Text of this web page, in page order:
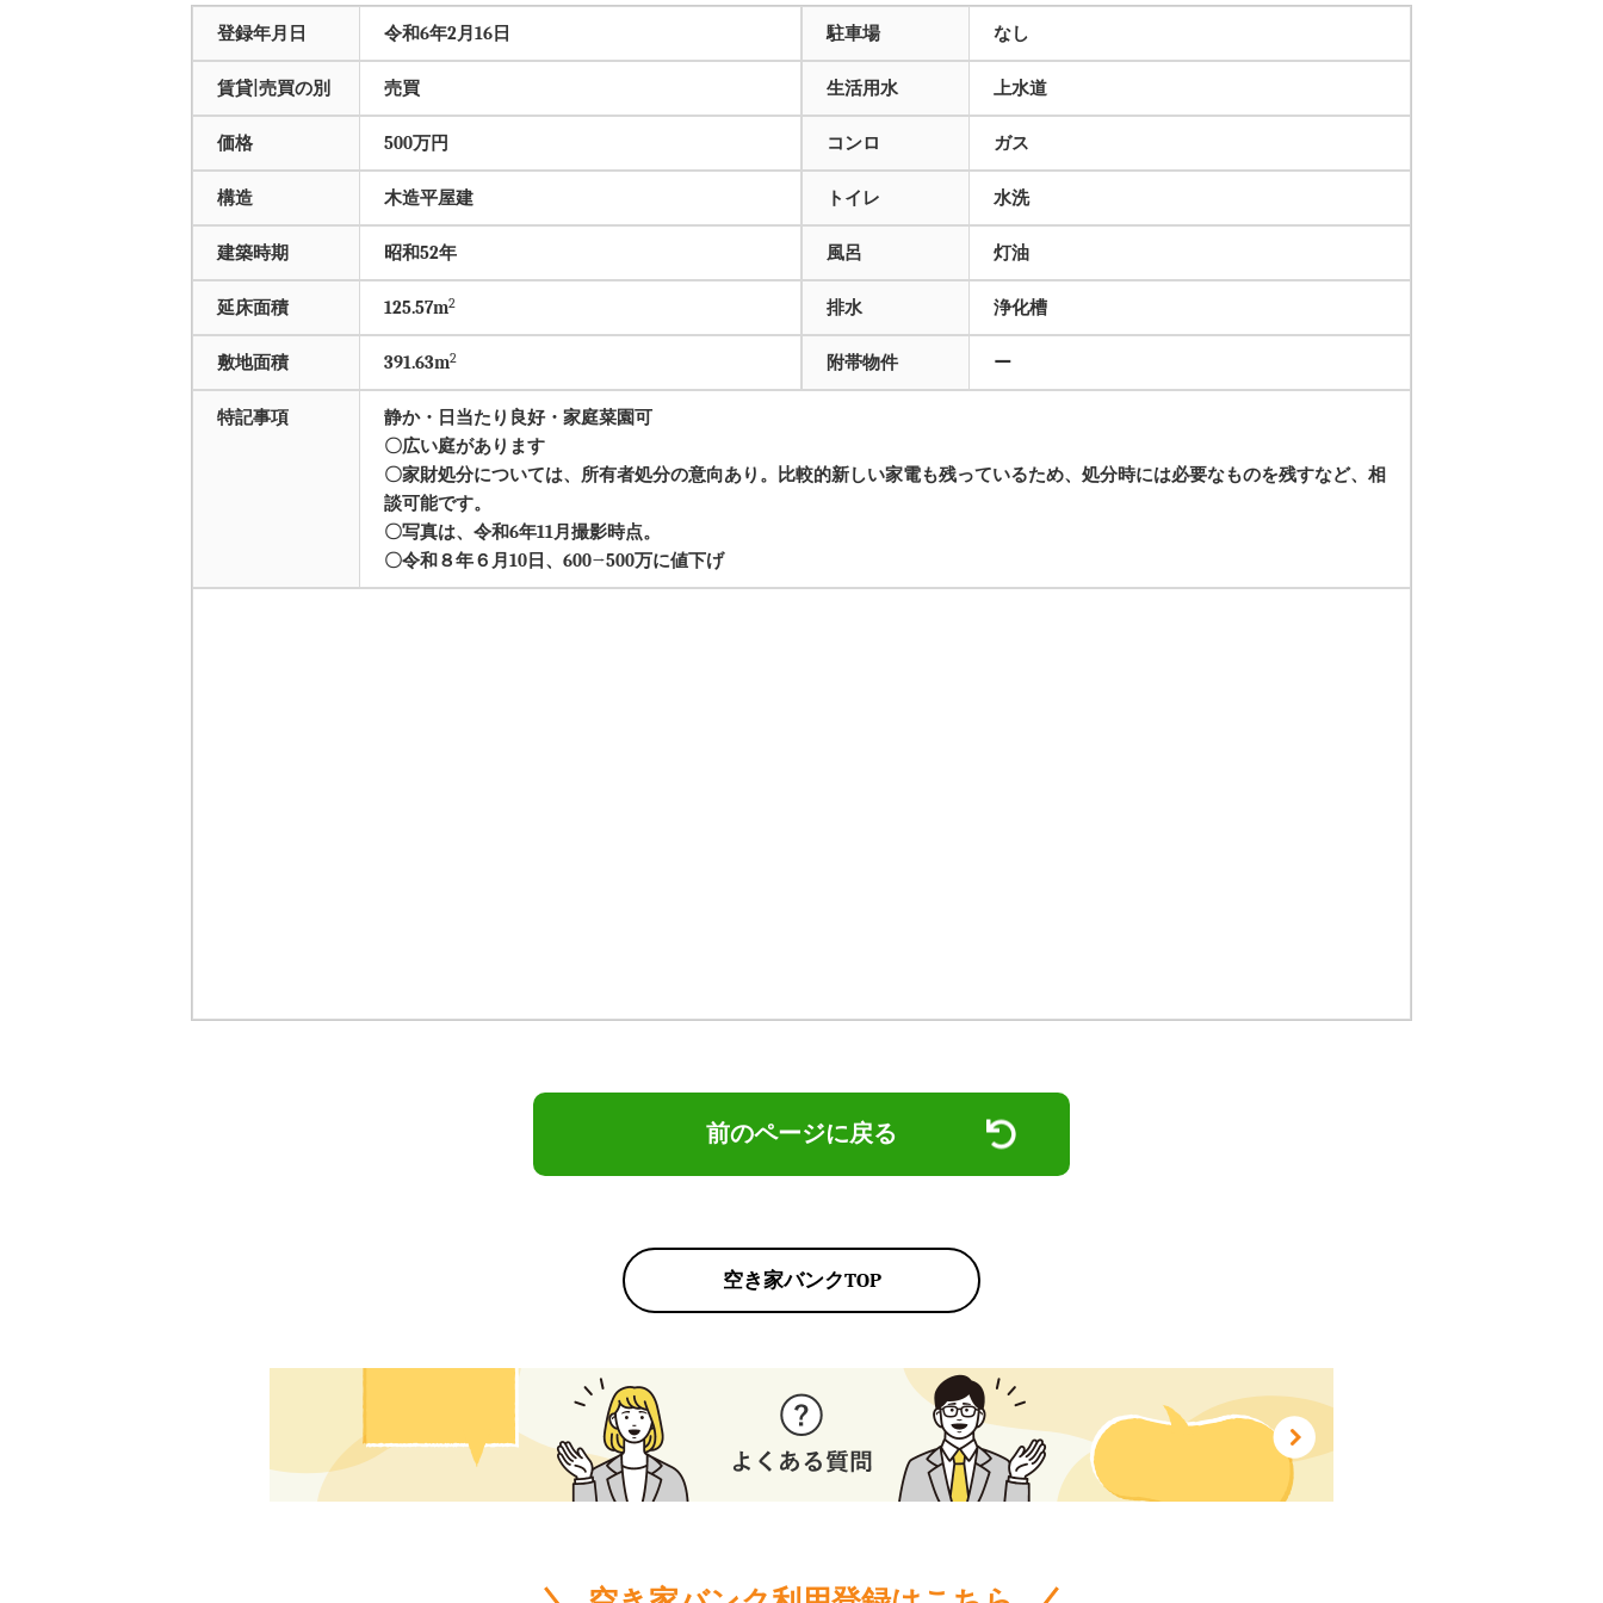
登録年月日 令和6年2月16日
賃貸|売買の別 売買
価格 500万円
構造 木造平屋建
建築時期 昭和52年
延床面積 125.57m2
敷地面積 391.63m2
駐車場 なし
生活用水 上水道
コンロ ガス
トイレ 水洗
風呂 灯油
排水 浄化槽
附帯物件 ー
特記事項
静か・日当たり良好・家庭菜園可
〇広い庭があります
〇家財処分については、所有者処分の意向あり。比較的新しい家電も残っているため、処分時には必要なものを残すなど、相
談可能です。
〇写真は、令和6年11月撮影時点。
〇令和８年６月10日、600→500万に値下げ
前のページに戻る
空き家バンクTOP